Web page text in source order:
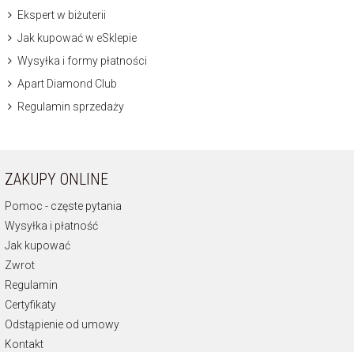
Ekspert w biżuterii
Jak kupować w eSklepie
Wysyłka i formy płatności
Apart Diamond Club
Regulamin sprzedaży
ZAKUPY ONLINE
Pomoc - częste pytania
Wysyłka i płatność
Jak kupować
Zwrot
Regulamin
Certyfikaty
Odstąpienie od umowy
Kontakt